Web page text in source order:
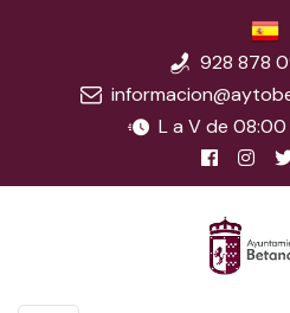
928 878
L a V de 08:00